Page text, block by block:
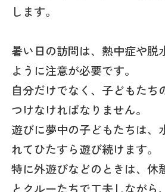
します。
暑い日の訪問は、熱中症や脱
ように注意が必要です。
自分だけでなく、子どもたち
つけなければなりません。
遊びに夢中の子どもたちは、
れてひたすら遊び続けます。
特に外遊びなどのときは、休
とクルーたちで工夫しながら